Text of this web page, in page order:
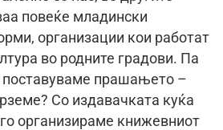
повеќе младински
организации кои работат
во родните градови. Па
поставуваме прашањето –
Со издавачката куќа
организираме книжевниот